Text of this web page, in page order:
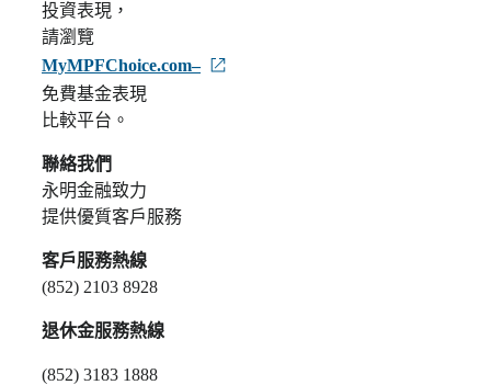
投資表現，
請瀏覽
MyMPFChoice.com–
免費基金表現
比較平台。
聯絡我們
永明金融致力
提供優質客戶服務
客戶服務熱線
(852) 2103 8928
退休金服務熱線
(852) 3183 1888